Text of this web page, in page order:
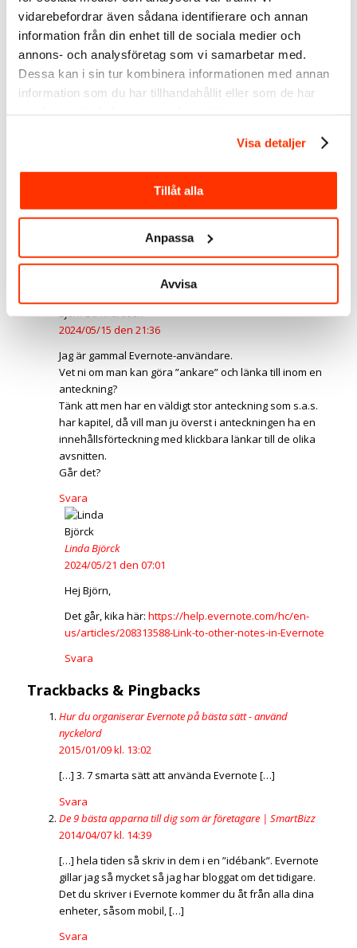
vidarebefordrar även sådana identifierare och annan
information från din enhet till de sociala medier och
annons- och analysföretag som vi samarbetar med.
Dessa kan i sin tur kombinera informationen med annan
information som du har tillhandahållit eller som de har
Visa detaljer
Tillåt alla
Anpassa
Avvisa
Jag minns att rekommenderade Evernote redan för
några år sedan när jag frågade efter bra appar till
padden. Jag laddade ner den direkt, men har inte
använt den. Nu, efter dina tips ljusnade det lite. Ska ge
den en chans till! 😀
Svara
Vad kul, det är en riktigt bra app – berätta gärna hur
Lycka till
Björn Bernhardson
2024/05/15 den 21:36
Jag är gammal Evernote-användare.
Vet ni om man kan göra ”ankare” och länka till inom en
anteckning?
Tänk att men har en väldigt stor anteckning som s.a.s.
har kapitel, då vill man ju överst i anteckningen ha en
innehållsförteckning med klickbara länkar till de olika
avsnitten.
Går det?
Svara
Linda Björck
2024/05/21 den 07:01
Hej Björn,
Det går, kika här: https://help.evernote.com/hc/en-
us/articles/208313588-Link-to-other-notes-in-Evernote
Svara
Trackbacks & Pingbacks
Hur du organiserar Evernote på bästa sätt - använd
nyckelord
2015/01/09 kl. 13:02
[…] 3. 7 smarta sätt att använda Evernote […]
Svara
De 9 bästa apparna till dig som är företagare | SmartBizz
2014/04/07 kl. 14:39
[…] hela tiden så skriv in dem i en ”idébank”. Evernote
gillar jag så mycket så jag har bloggat om det tidigare.
Det du skriver i Evernote kommer du åt från alla dina
enheter, såsom mobil, […]
Svara